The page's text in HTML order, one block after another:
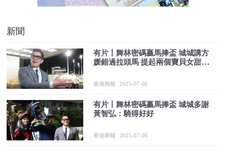
新聞
有片丨舞林密碼贏馬捧盃 城城講方
媛錯過拉頭馬 提起兩個寶貝女甜絲
香港商報 2025-07-06
有片丨舞林密碼贏馬捧盃 城城多謝
黃智弘：騎得好好
香港商報 2025-07-06